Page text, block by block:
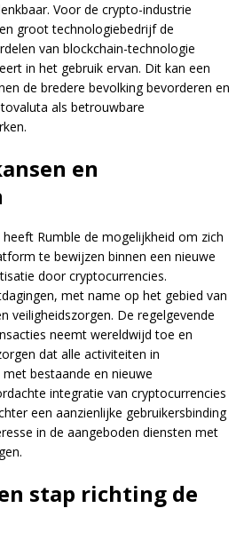
Voor de crypto-industrie
groot technologiebedrijf de
van blockchain-technologie
in het gebruik ervan. Dit kan een
de bredere bevolking bevorderen en
als betrouwbare
en
Rumble de mogelijkheid om zich
te bewijzen binnen een nieuwe
door cryptocurrencies.
met name op het gebied van
veiligheidszorgen. De regelgevende
neemt wereldwijd toe en
dat alle activiteiten in
bestaande en nieuwe
integratie van cryptocurrencies
een aanzienlijke gebruikersbinding
in de aangeboden diensten met
stap richting de